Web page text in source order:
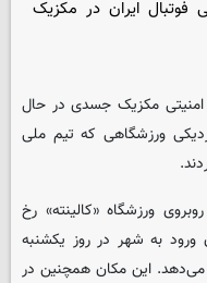
ایران در مکزیک
امنیتی مکزیک جسدی در حال
ورزشگاهی که تیم ملی
ورزشگاه «کالینته» رخ
ورود به شهر در روز یکشنبه
می‌دهد. این مکان همچنین در